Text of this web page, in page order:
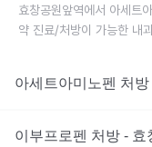
효창공원앞역에서 아세트
약 진료/처방이 가능한 내
아세트아미노펜 처
이부프로펜 처방 -